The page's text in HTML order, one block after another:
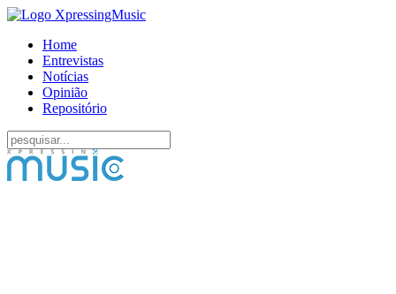
Home
Entrevistas
Notícias
Opinião
Repositório